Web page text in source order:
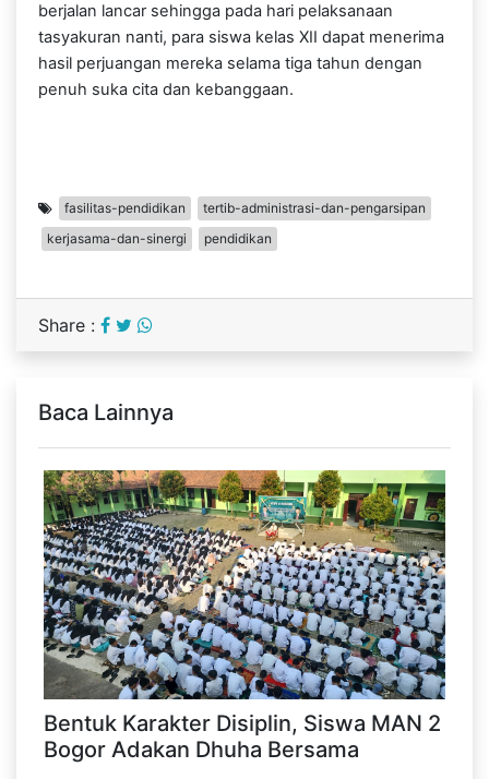
berjalan lancar sehingga pada hari pelaksanaan
tasyakuran nanti, para siswa kelas XII dapat menerima
hasil perjuangan mereka selama tiga tahun dengan
penuh suka cita dan kebanggaan.
fasilitas-pendidikan
tertib-administrasi-dan-pengarsipan
kerjasama-dan-sinergi
pendidikan
Share :
Baca Lainnya
Bentuk Karakter Disiplin, Siswa MAN 2
Bogor Adakan Dhuha Bersama